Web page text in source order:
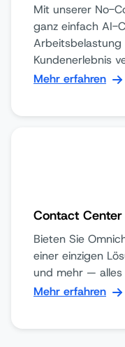
Mit unserer No-
ganz einfach AI-
Arbeitsbelastung
Kundenerlebnis
Mehr erfahren
Contact Center
Bieten Sie
einer einzigen
und mehr — alles
Mehr erfahren